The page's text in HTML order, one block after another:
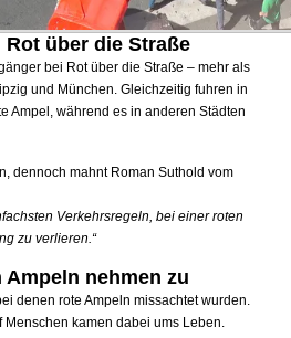
über die Straße
bei Rot über die Straße – mehr als
und München. Gleichzeitig fuhren in
Ampel, während es in anderen Städten
dennoch mahnt Roman Suthold vom
Verkehrsregeln, bei einer roten
zu verlieren.“
nehmen zu
denen rote Ampeln missachtet wurden.
Menschen kamen dabei ums Leben.